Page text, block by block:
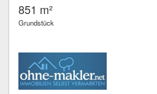
851 m²
Grundstück